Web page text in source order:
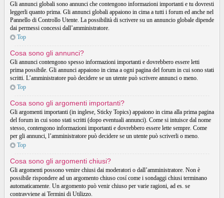
Gli annunci globali sono annunci che contengono informazioni importanti e tu dovresti
leggerli quanto prima. Gli annunci globali appaiono in cima a tutti i forum ed anche nel
Pannello di Controllo Utente. La possibilità di scrivere su un annuncio globale dipende
dai permessi concessi dall’amministratore.
Top
Cosa sono gli annunci?
Gli annunci contengono spesso informazioni importanti e dovrebbero essere letti
prima possibile. Gli annunci appaiono in cima a ogni pagina del forum in cui sono stati
scritti. L’amministratore può decidere se un utente può scrivere annunci o meno.
Top
Cosa sono gli argomenti importanti?
Gli argomenti importanti (in inglese, Sticky Topics) appaiono in cima alla prima pagina
del forum in cui sono stati scritti (dopo eventuali annunci). Come si intuisce dal nome
stesso, contengono informazioni importanti e dovrebbero essere lette sempre. Come
per gli annunci, l’amministratore può decidere se un utente può scriverli o meno.
Top
Cosa sono gli argomenti chiusi?
Gli argomenti possono venire chiusi dai moderatori o dall’amministratore. Non è
possibile rispondere ad un argomento chiuso cosí come i sondaggi chiusi terminano
automaticamente. Un argomento può venir chiuso per varie ragioni, ad es. se
contravviene ai Termini di Utilizzo.